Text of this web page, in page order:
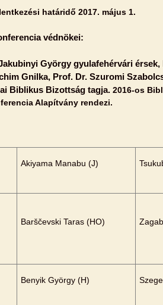
határidő 2017. május 1.
védnökei:
György gyulafehérvári
Gnilka, Prof. Dr. Szuromi
Biblikus Bizottság tagja. 2016-os
Alapítvány rendezi.
Akiyama Manabu (J)
Barščevski Taras (HO)
Benyik György (H)